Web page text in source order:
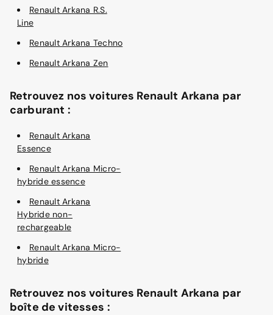
Renault Arkana R.S.
Line
Renault Arkana Techno
Renault Arkana Zen
Retrouvez nos voitures Renault Arkana par
carburant :
Renault Arkana
Essence
Renault Arkana Micro-
hybride essence
Renault Arkana
Hybride non-
rechargeable
Renault Arkana Micro-
hybride
Retrouvez nos voitures Renault Arkana par
boîte de vitesses :